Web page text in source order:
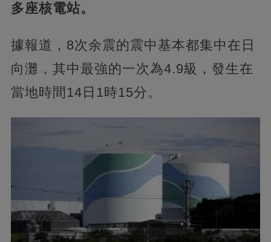
多座核電站。
據報道，8次余震的震中基本都集中在日
向灘，其中最強的一次為4.9級，發生在
當地時間14日1時15分。